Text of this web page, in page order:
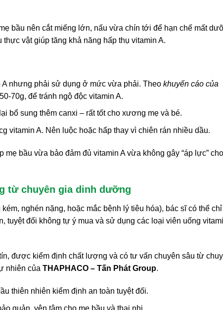
bầu nên cắt miếng lớn, nấu vừa chín tới để hạn chế mất
vật giúp tăng khả năng hấp thụ vitamin A.
nhưng phải sử dụng ở mức vừa phải. Theo khuyến cáo của
70g, để tránh ngộ độc vitamin A.
bổ sung thêm canxi – rất tốt cho xương mẹ và bé.
vitamin A. Nên luộc hoặc hấp thay vì chiên rán nhiều dầu.
bầu vừa bảo đảm đủ vitamin A vừa không gây “áp lực”
từ chuyên gia dinh dưỡng
nghén nặng, hoặc mắc bệnh lý tiêu hóa), bác sĩ có thể chỉ
tuyệt đối không tự ý mua và sử dụng các loại viên uống
được kiểm định chất lượng và có tư vấn chuyên sâu từ
nhiên của THAPHACO – Tấn Phát Group.
thiên nhiên kiểm định an toàn tuyệt đối.
quản, yên tâm cho mẹ bầu và thai nhi.